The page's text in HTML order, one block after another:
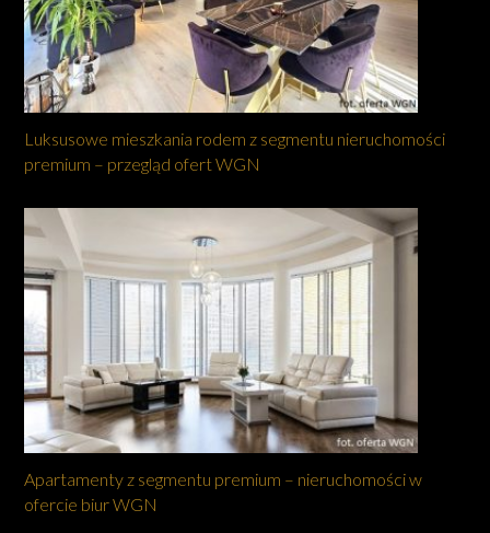
Luksusowe mieszkania rodem z segmentu nieruchomości
premium – przegląd ofert WGN
Apartamenty z segmentu premium – nieruchomości w
ofercie biur WGN